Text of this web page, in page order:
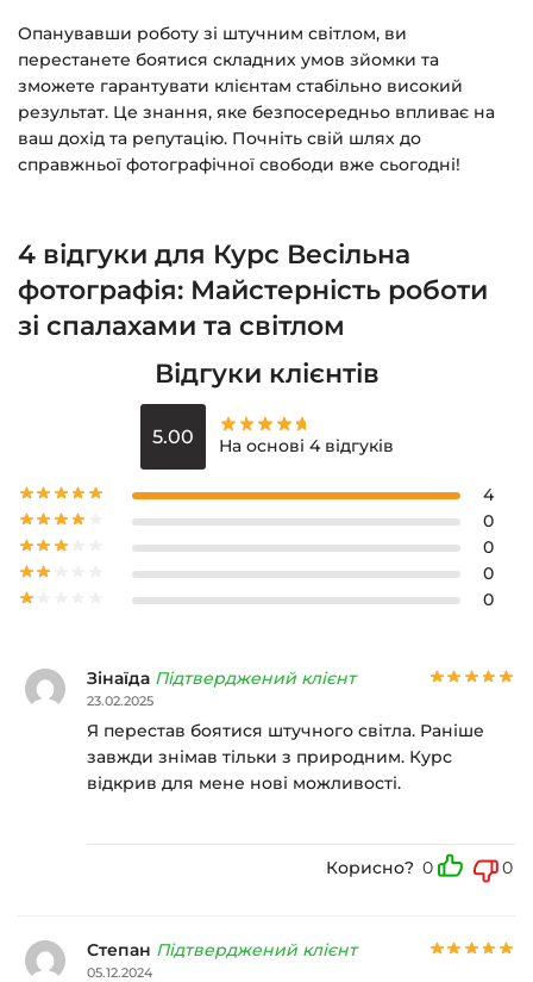
Опанувавши роботу зі штучним світлом, ви
перестанете боятися складних умов зйомки та
зможете гарантувати клієнтам стабільно високий
результат. Це знання, яке безпосередньо впливає на
ваш дохід та репутацію. Почніть свій шлях до
справжньої фотографічної свободи вже сьогодні!
4 відгуки для Курс Весільна
фотографія: Майстерність роботи
зі спалахами та світлом
Відгуки клієнтів
5.00 На основі 4 відгуків
4
0
0
0
0
Зінаїда Підтверджений клієнт
23.02.2025
Я перестав боятися штучного світла. Раніше
завжди знімав тільки з природним. Курс
відкрив для мене нові можливості.
Корисно? 0 0
Степан Підтверджений клієнт
05.12.2024